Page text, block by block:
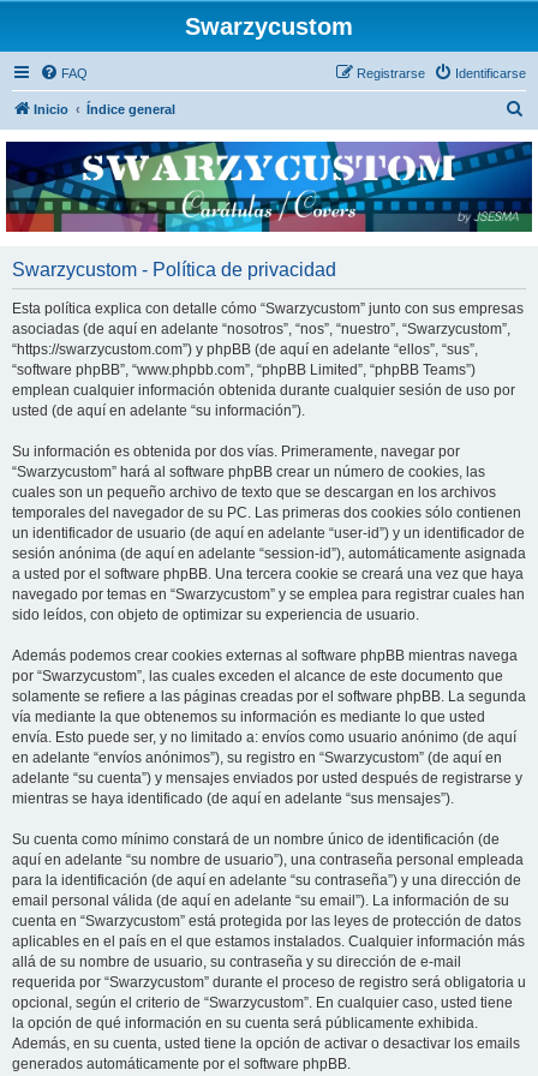
Swarzycustom
FAQ Identificarse
Registrarse
Inicio Índice general
c
Swarzycustom - Política de privacidad
Esta política explica con detalle cómo “Swarzycustom” junto con sus empresas
asociadas (de aquí en adelante “nosotros”, “nos”, “nuestro”, “Swarzycustom”,
“https://swarzycustom.com”) y phpBB (de aquí en adelante “ellos”, “sus”,
“software phpBB”, “www.phpbb.com”, “phpBB Limited”, “phpBB Teams”)
emplean cualquier información obtenida durante cualquier sesión de uso por
usted (de aquí en adelante “su información”).
Su información es obtenida por dos vías. Primeramente, navegar por
“Swarzycustom” hará al software phpBB crear un número de cookies, las
cuales son un pequeño archivo de texto que se descargan en los archivos
temporales del navegador de su PC. Las primeras dos cookies sólo contienen
un identificador de usuario (de aquí en adelante “user-id”) y un identificador de
sesión anónima (de aquí en adelante “session-id”), automáticamente asignada
a usted por el software phpBB. Una tercera cookie se creará una vez que haya
navegado por temas en “Swarzycustom” y se emplea para registrar cuales han
sido leídos, con objeto de optimizar su experiencia de usuario.
Además podemos crear cookies externas al software phpBB mientras navega
por “Swarzycustom”, las cuales exceden el alcance de este documento que
solamente se refiere a las páginas creadas por el software phpBB. La segunda
vía mediante la que obtenemos su información es mediante lo que usted
envía. Esto puede ser, y no limitado a: envíos como usuario anónimo (de aquí
en adelante “envíos anónimos”), su registro en “Swarzycustom” (de aquí en
adelante “su cuenta”) y mensajes enviados por usted después de registrarse y
mientras se haya identificado (de aquí en adelante “sus mensajes”).
Su cuenta como mínimo constará de un nombre único de identificación (de
aquí en adelante “su nombre de usuario”), una contraseña personal empleada
para la identificación (de aquí en adelante “su contraseña”) y una dirección de
email personal válida (de aquí en adelante “su email”). La información de su
cuenta en “Swarzycustom” está protegida por las leyes de protección de datos
aplicables en el país en el que estamos instalados. Cualquier información más
allá de su nombre de usuario, su contraseña y su dirección de e-mail
requerida por “Swarzycustom” durante el proceso de registro será obligatoria u
opcional, según el criterio de “Swarzycustom”. En cualquier caso, usted tiene
la opción de qué información en su cuenta será públicamente exhibida.
Además, en su cuenta, usted tiene la opción de activar o desactivar los emails
generados automáticamente por el software phpBB.